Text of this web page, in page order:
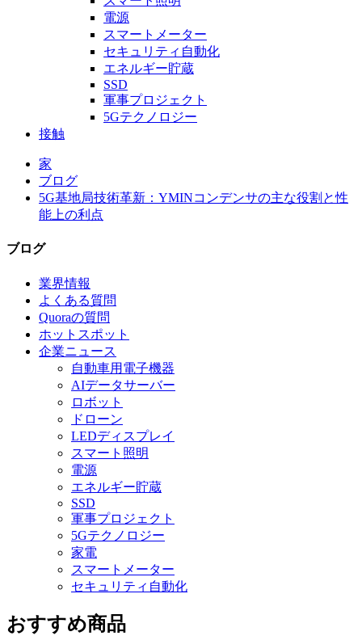
電源
スマートメーター
セキュリティ自動化
エネルギー貯蔵
SSD
軍事プロジェクト
5Gテクノロジー
接触
家
ブログ
5G基地局技術革新：YMINコンデンサの主な役割と性
能上の利点
ブログ
業界情報
よくある質問
Quoraの質問
ホットスポット
企業ニュース
自動車用電子機器
AIデータサーバー
ロボット
ドローン
LEDディスプレイ
スマート照明
電源
エネルギー貯蔵
SSD
軍事プロジェクト
5Gテクノロジー
家電
スマートメーター
セキュリティ自動化
おすすめ商品